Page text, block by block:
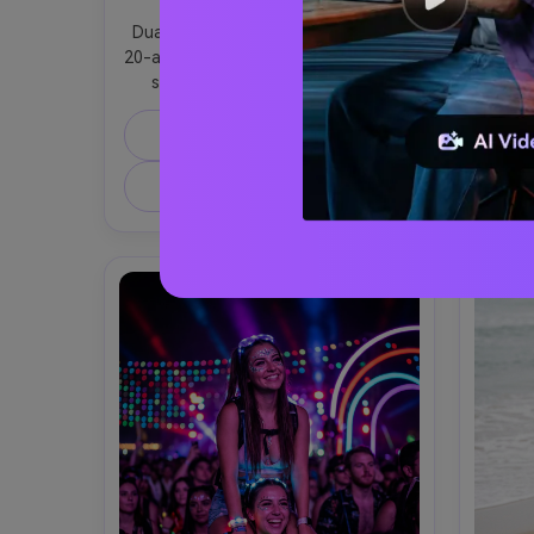
Dua sahabat berusia pertengahan
20-an bersandar pada pagar atap di
saat keemasan, angin lembut
menggerakkan rambut mereka, yang
satu tertawa sementara yang lain
mengambil foto jujur di ponsel,
mencocokkan pakaian jalanan netral
dengan perhiasan berlapis, cahaya
belakang mereka, diambil di Sony
A7IV dengan 85mm f/1.4, bingkai
setengah badan, tekstur kulit alami,
fotografi gaya hidup editorial,
penilaian warna sinematik yang
hangat- -ar 4:5
Salin Prompt
Dua
flash
dan